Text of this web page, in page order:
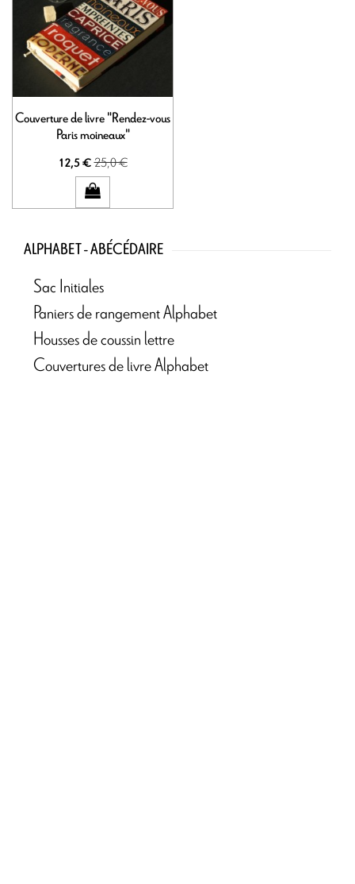
Couverture de livre "Rendez-vous
Paris moineaux"
12,5 €25,0 €
ALPHABET - ABÉCÉDAIRE
Sac Initiales
Paniers de rangement Alphabet
Housses de coussin lettre
Couvertures de livre Alphabet